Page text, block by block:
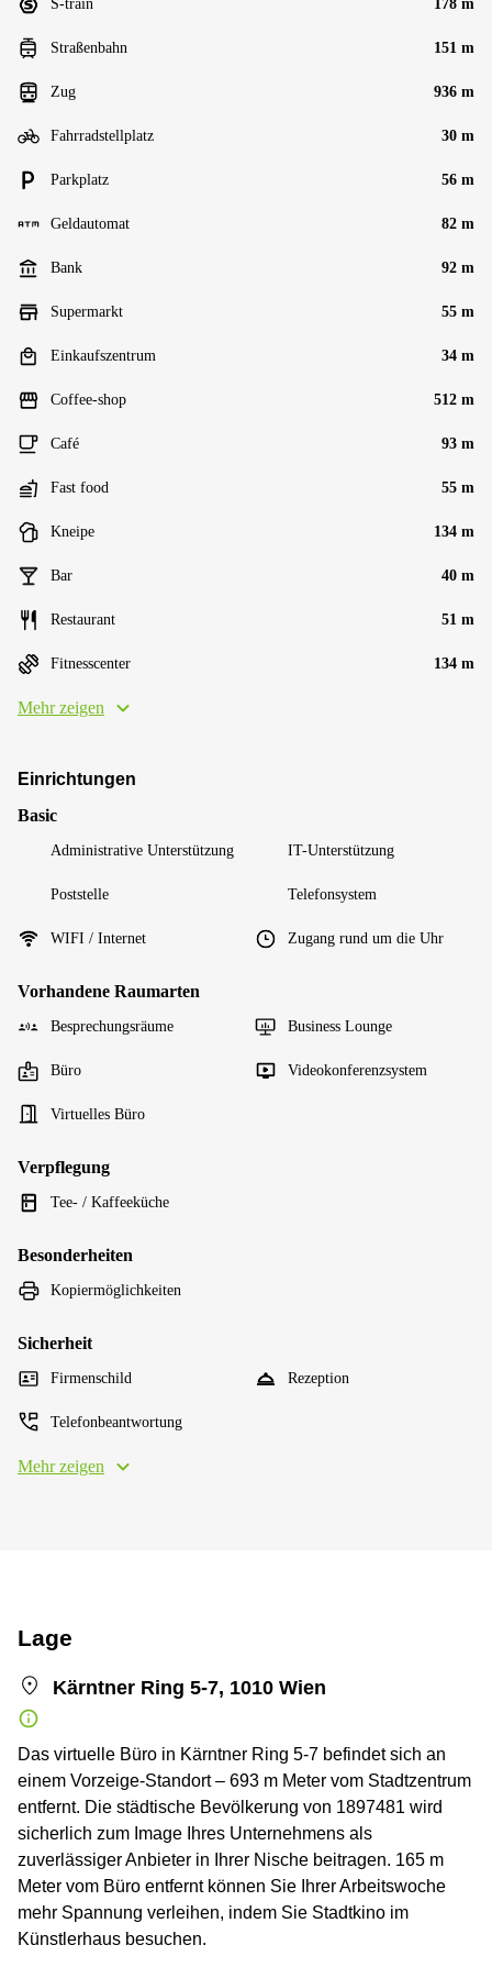
S-train 178 m
Straßenbahn 151 m
Zug 936 m
Fahrradstellplatz 30 m
Parkplatz 56 m
Geldautomat 82 m
Bank 92 m
Supermarkt 55 m
Einkaufszentrum 34 m
Coffee-shop 512 m
Café 93 m
Fast food 55 m
Kneipe 134 m
Bar 40 m
Restaurant 51 m
Fitnesscenter 134 m
Mehr zeigen
Einrichtungen
Basic
Administrative Unterstützung IT-Unterstützung
Poststelle Telefonsystem
WIFI / Internet Zugang rund um die Uhr
Vorhandene Raumarten
Besprechungsräume Business Lounge
Büro Videokonferenzsystem
Virtuelles Büro
Verpflegung
Tee- / Kaffeeküche
Besonderheiten
Kopiermöglichkeiten
Sicherheit
Firmenschild Rezeption
Telefonbeantwortung
Mehr zeigen
Lage
Kärntner Ring 5-7, 1010 Wien
Das virtuelle Büro in Kärntner Ring 5-7 befindet sich an
einem Vorzeige-Standort – 693 m Meter vom Stadtzentrum
entfernt. Die städtische Bevölkerung von 1897481 wird
sicherlich zum Image Ihres Unternehmens als
zuverlässiger Anbieter in Ihrer Nische beitragen. 165 m
Meter vom Büro entfernt können Sie Ihrer Arbeitswoche
mehr Spannung verleihen, indem Sie Stadtkino im
Künstlerhaus besuchen.